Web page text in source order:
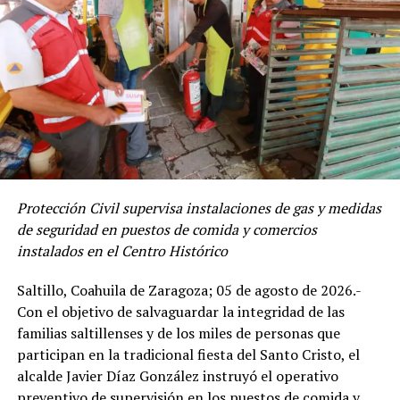
Durante la administración de Manolo Jiménez Salinas,
en Saltillo, se han realizado cerca de 100 obras de
infraestructura educativa y en todo Coahuila se tiene
una cifra de más 440 obras en este rubro, donde se
escuelas de nueva creación, además de equipamiento y
material didáctico.
Finalemente para el próximo arranque del ciclo escolar,
el Gobierno del Estado realizará la entrega de
centro asistencial. En este caso, al parecer sí tenemos
algunas familias de apoyo que podrían recibirlo de
manera más inmediata; por eso se está trabajando”,
señaló.
ADVERTISEMENT
Con Información Tomada de EL HERALDO DE SALTILLO
Protección Civil supervisa instalaciones de gas y medidas
de seguridad en puestos de comida y comercios
instalados en el Centro Histórico
Saltillo, Coahuila de Zaragoza; 05 de agosto de 2026.-
Con el objetivo de salvaguardar la integridad de las
familias saltillenses y de los miles de personas que
participan en la tradicional fiesta del Santo Cristo, el
alcalde Javier Díaz González instruyó el operativo